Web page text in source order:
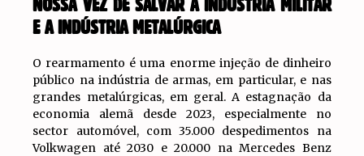
NOSSA VEZ DE SALVAR A INDÚSTRIA MILITAR
E A INDÚSTRIA METALÚRGICA
O rearmamento é uma enorme injeção de dinheiro
público na indústria de armas, em particular, e nas
grandes metalúrgicas, em geral. A estagnação da
economia alemã desde 2023, especialmente no
sector automóvel, com 35.000 despedimentos na
Volkwagen até 2030 e 20.000 na Mercedes Benz